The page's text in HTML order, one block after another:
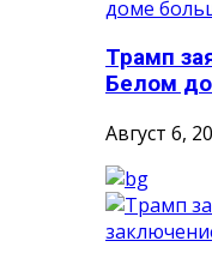
Трамп
Белом
Август 6,